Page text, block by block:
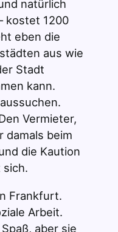
natürlich
kostet 1200
eben die
aus wie
Stadt
kann.
Vermieter,
damals beim
die Kaution
sich.
Frankfurt.
Arbeit.
aber sie